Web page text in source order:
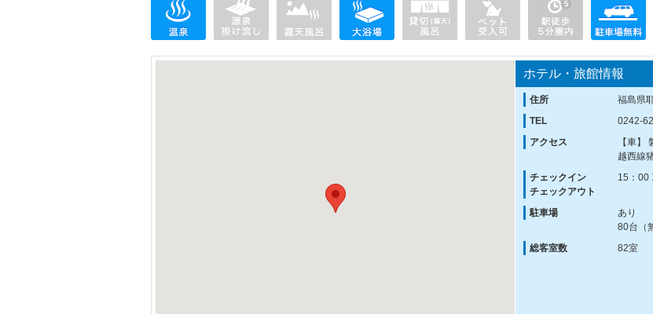
ホテル・旅館情報
住所
福島県
TEL
0242-
アクセス
【車】
越西線
チェックイン
チェックアウト
15：00
駐車場
あり
80台（
総客室数
82室